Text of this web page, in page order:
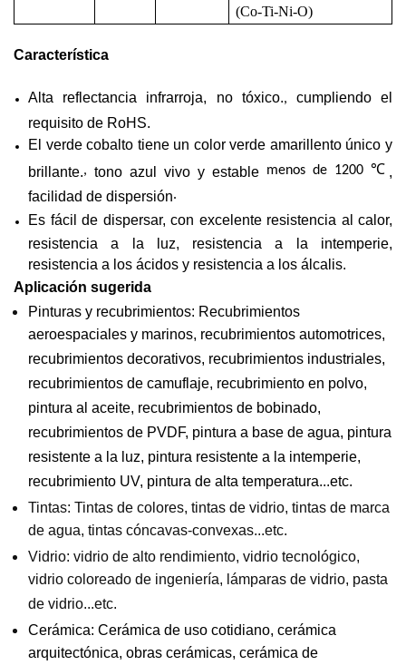
(Co-Ti-Ni-O)
Característica
Alta reflectancia infrarroja, no tóxico., cumpliendo el
requisito de RoHS.
El verde cobalto tiene un color verde amarillento único y
brillante. , tono azul vivo y estable menos de 1200 ℃
facilidad de dispersión.
Es fácil de dispersar, con excelente resistencia al calor,
resistencia a la luz, resistencia a la intemperie,
resistencia a los ácidos y resistencia a los álcalis.
Aplicación sugerida
Pinturas y recubrimientos: Recubrimientos
aeroespaciales y marinos, recubrimientos automotrices,
recubrimientos decorativos, recubrimientos industriales,
recubrimientos de camuflaje, recubrimiento en polvo,
pintura al aceite, recubrimientos de bobinado,
recubrimientos de PVDF, pintura a base de agua, pintura
resistente a la luz, pintura resistente a la intemperie,
recubrimiento UV, pintura de alta temperatura...etc.
Tintas: Tintas de colores, tintas de vidrio, tintas de marca
de agua, tintas cóncavas-convexas...etc.
Vidrio: vidrio de alto rendimiento, vidrio tecnológico,
vidrio coloreado de ingeniería, lámparas de vidrio, pasta
de vidrio...etc.
Cerámica: Cerámica de uso cotidiano, cerámica
arquitectónica, obras cerámicas, cerámica de